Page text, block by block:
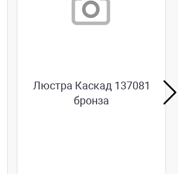
Люстра Каскад 137081
бронза